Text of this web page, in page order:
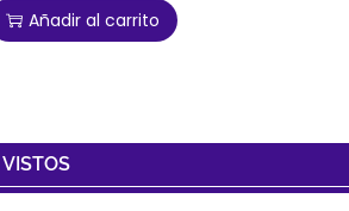
Añadir al carrito